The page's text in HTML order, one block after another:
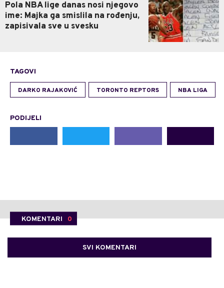
Pola NBA lige danas nosi njegovo
ime: Majka ga smislila na rođenju,
zapisivala sve u svesku
TAGOVI
DARKO RAJAKOVIĆ TORONTO REPTORS NBA LIGA
PODIJELI
KOMENTARI 0
SVI KOMENTARI